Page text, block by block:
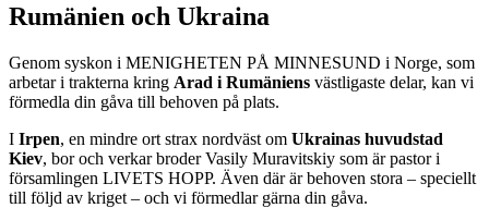
Rumänien och Ukraina
Genom syskon i MENIGHETEN PÅ MINNESUND i Norge, som
arbetar i trakterna kring Arad i Rumäniens västligaste delar, kan vi
förmedla din gåva till behoven på plats.
I Irpen, en mindre ort strax nordväst om Ukrainas huvudstad
Kiev, bor och verkar broder Vasily Muravitskiy som är pastor i
församlingen LIVETS HOPP. Även där är behoven stora – speciellt
till följd av kriget – och vi förmedlar gärna din gåva.